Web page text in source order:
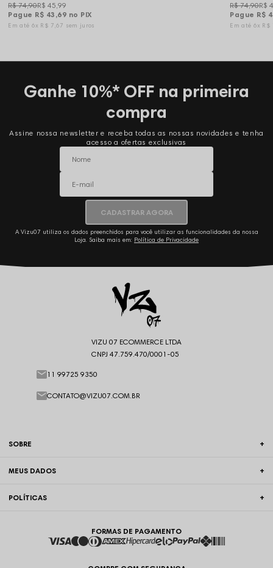
Pague R$ 43,69 no PIX
R$ 74,90R$ 45,99
6x R$ 7,67 sem juros
Pague R$
R$ 74,90R$
6x R$
Ganhe 10%* OFF na primeira
compra
Assine nossa newsletter e receba todas as nossas novidades e tenha
acesso a ofertas exclusivas
CADASTRAR AGORA
A Vizu07 utiliza os dados preenchidos para você utilizar as funcionalidades da nossa
Loja. Saiba mais em: Política de Privacidade
SOBRE
MEUS DADOS
POLÍTICAS
VIZU 07 ECOMMERCE LTDA
CNPJ 47.759.470/0001-05
11 99725 9350
CONTATO@VIZU07.COM.BR
FORMAS DE PAGAMENTO